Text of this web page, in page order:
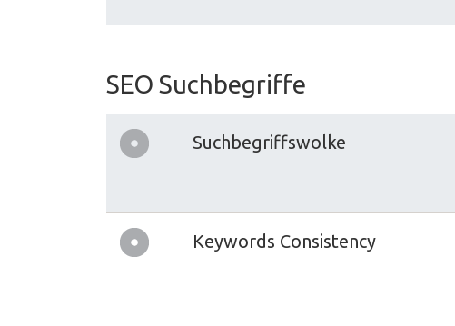
SEO Suchbegriffe
Suchbegriffswolke
Keywords Consistency